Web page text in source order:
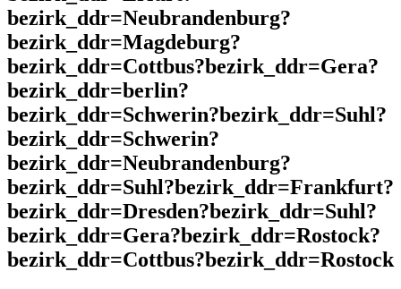
bezirk_ddr=Neubrandenburg?
bezirk_ddr=Magdeburg?
bezirk_ddr=Cottbus?bezirk_ddr=Gera?
bezirk_ddr=berlin?
bezirk_ddr=Schwerin?bezirk_ddr=Suhl?
bezirk_ddr=Schwerin?
bezirk_ddr=Neubrandenburg?
bezirk_ddr=Suhl?bezirk_ddr=Frankfurt?
bezirk_ddr=Dresden?bezirk_ddr=Suhl?
bezirk_ddr=Gera?bezirk_ddr=Rostock?
bezirk_ddr=Cottbus?bezirk_ddr=Rostock